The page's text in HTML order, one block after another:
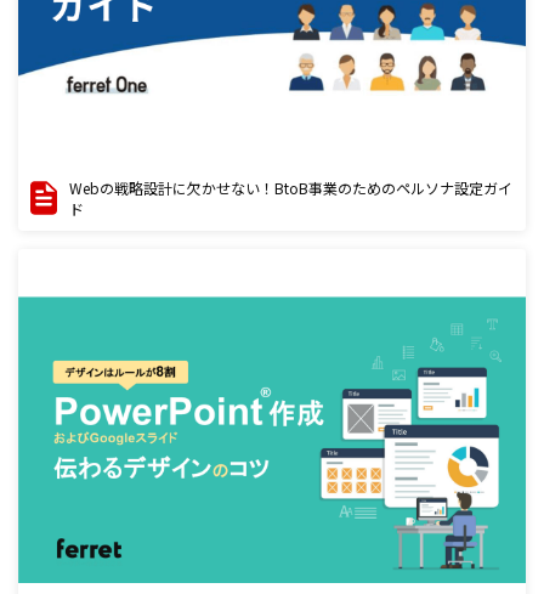
Webの戦略設計に欠かせない！BtoB事業のためのペルソナ設定ガイ
ド